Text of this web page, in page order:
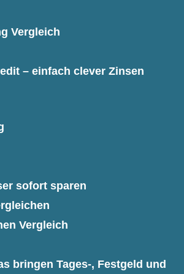
Vergleich
– einfach clever Zinsen
sofort sparen
Vergleich
bringen Tages-, Festgeld und